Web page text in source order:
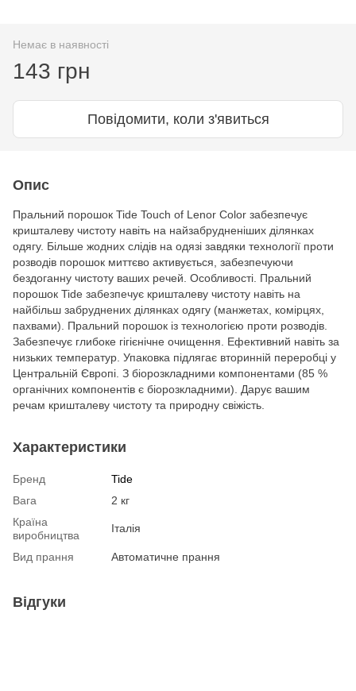
Немає в наявності
143 грн
Повідомити, коли з'явиться
Опис
Пральний порошок Tide Touch of Lenor Color забезпечує
кришталеву чистоту навіть на найзабрудненіших ділянках
одягу. Більше жодних слідів на одязі завдяки технології проти
розводів порошок миттєво активується, забезпечуючи
бездоганну чистоту ваших речей. Особливості. Пральний
порошок Tide забезпечує кришталеву чистоту навіть на
найбільш забруднених ділянках одягу (манжетах, комірцях,
пахвами). Пральний порошок із технологією проти розводів.
Забезпечує глибоке гігієнічне очищення. Ефективний навіть за
низьких температур. Упаковка підлягає вторинній переробці у
Центральній Європі. З біорозкладними компонентами (85 %
органічних компонентів є біорозкладними). Дарує вашим
речам кришталеву чистоту та природну свіжість.
Характеристики
Бренд
Tide
Вага
2 кг
Країна
виробництва
Італія
Вид прання Автоматичне прання
Відгуки